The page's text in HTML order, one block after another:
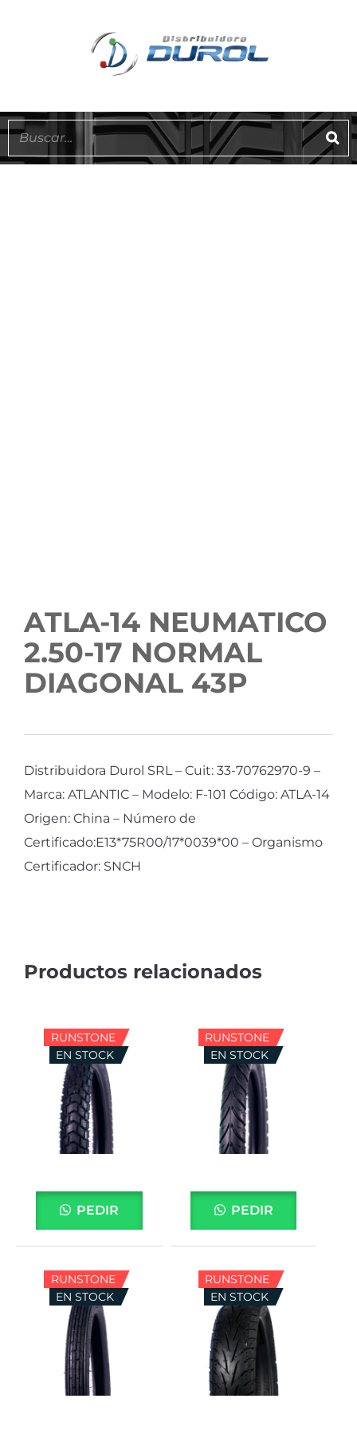
ATLA-14 NEUMATICO
2.50-17 NORMAL
DIAGONAL 43P
Distribuidora Durol SRL – Cuit: 33-70762970-9 –
Marca: ATLANTIC – Modelo: F-101 Código: ATLA-14
Origen: China – Número de
Certificado:E13*75R00/17*0039*00 – Organismo
Certificador: SNCH
RUNSTONE
EN STOCK
PEDIR
RUNSTONE
EN STOCK
PEDIR
RUNSTONE
EN STOCK
RUNSTONE
EN STOCK